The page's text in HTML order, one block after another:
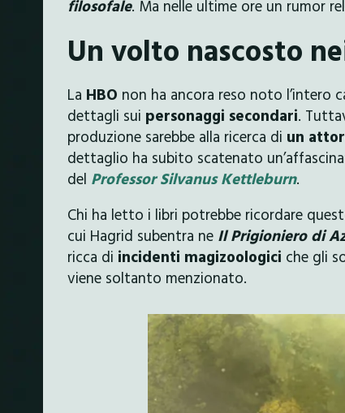
filosofale. Ma nelle ultime ore un rumor
Un volto nascosto
La HBO non ha ancora reso noto l’intero
dettagli sui personaggi secondari.
produzione sarebbe alla ricerca di un
dettaglio ha subito scatenato
del Professor Silvanus Kettleburn.
Chi ha letto i libri potrebbe ricordare
cui Hagrid subentra ne Il Prigioniero di
ricca di incidenti magizoologici che gli
viene soltanto menzionato.